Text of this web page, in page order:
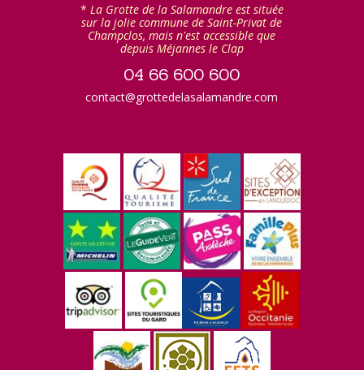
* La Grotte de la Salamandre est située
sur la jolie commune de Saint-Privat de
Champclos, mais n'est accessible que
depuis Méjannes le Clap
04 66 600 600
contact@grottedelasalamandre.com